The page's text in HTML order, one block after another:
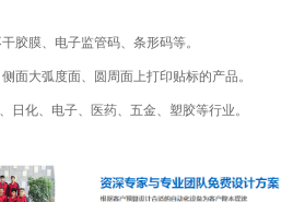
胶膜、电子监管码、条形码等。
面大弧度面、圆周面上打印贴标的产品。
日化、电子、医药、五金、塑胶等行业。